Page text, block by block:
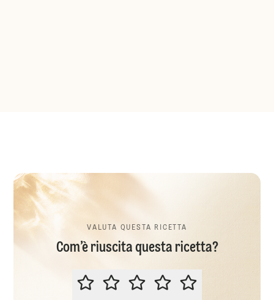
VALUTA QUESTA RICETTA
Com’è riuscita questa ricetta?
VALUTA QUESTA RICETTA